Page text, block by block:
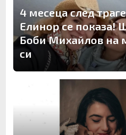
4 месеца след
Елинор се показа!
Боби Михайлов на
си